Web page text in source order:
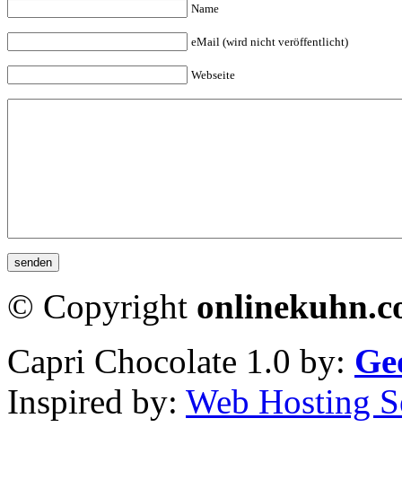
Name
eMail (wird nicht veröffentlicht)
Webseite
© Copyright
Capri Chocolate 1.0 by:
Inspired by: Web Hosting